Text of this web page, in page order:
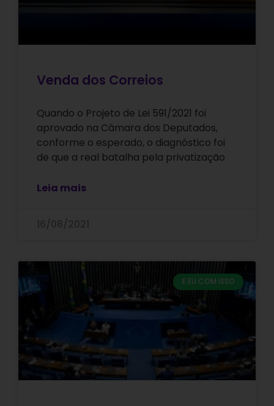
Venda dos Correios
Quando o Projeto de Lei 591/2021 foi
aprovado na Câmara dos Deputados,
conforme o esperado, o diagnóstico foi
de que a real batalha pela privatização
Leia mais
E EU COM ISSO